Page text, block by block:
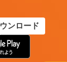
ンロード